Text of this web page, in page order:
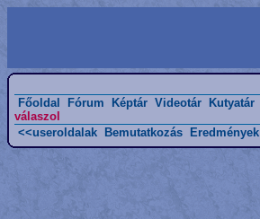
Főoldal Fórum Képtár Videotár Kutyatár
válaszol
<<useroldalak
Bemutatkozás Eredmények